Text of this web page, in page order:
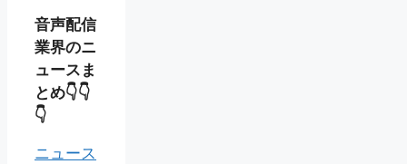
音声配信
業界のニ
ュースま
とめ👇👇
👇
ニュース